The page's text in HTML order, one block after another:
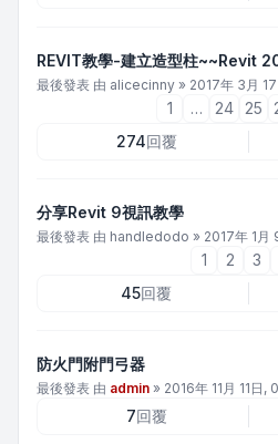
REVIT教學-建立造型柱~~Revit
最後發表 由 alicecinny » 2017年 3月
1 … 24 25
274回覆
分享Revit 9視訊教學
最後發表 由 handledodo » 2017年 1月
1 2 3
45回覆
防火門附門弓器
最後發表 由 admin » 2016年 11月 11日,
7回覆